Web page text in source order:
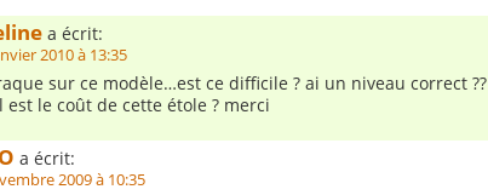
a écrit:
2010 à 13:35
sur ce modèle…est ce difficile ? ai un niveau correct ??
est le coût de cette étole ? merci
a écrit:
2009 à 10:35